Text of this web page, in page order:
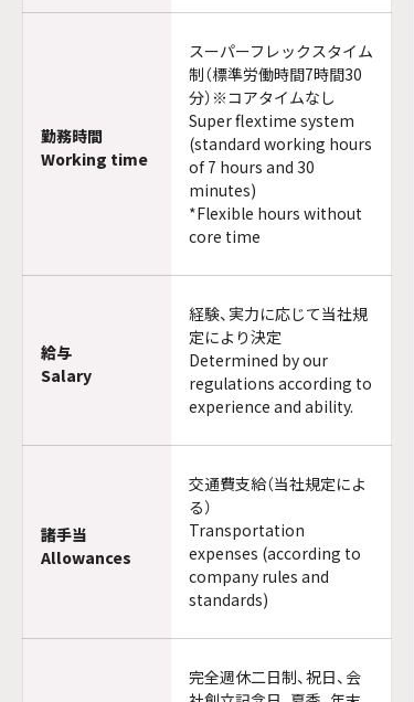
勤務時間
Working time
スーパーフレックスタイム
制（標準労働時間7時間30
分）※コアタイムなし
Super flextime system
(standard working hours
of 7 hours and 30
minutes)
*Flexible hours without
core time
給与
Salary
経験、実力に応じて当社規
定により決定
Determined by our
regulations according to
experience and ability.
諸手当
Allowances
交通費支給（当社規定によ
る）
Transportation
expenses (according to
company rules and
standards)
完全週休二日制、祝日、会